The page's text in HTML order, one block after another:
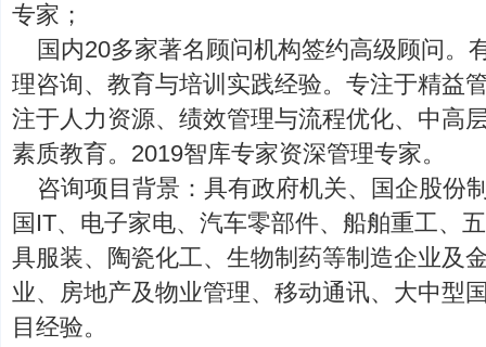
专家；
国内20多家著名顾问机构签约高级顾问。
理咨询、教育与培训实践经验。专注于精益
注于人力资源、绩效管理与流程优化、中高
素质教育。2019智库专家资深管理专家。
咨询项目背景：具有政府机关、国企股份
国IT、电子家电、汽车零部件、船舶重工、
具服装、陶瓷化工、生物制药等制造企业及
业、房地产及物业管理、移动通讯、大中型
目经验。